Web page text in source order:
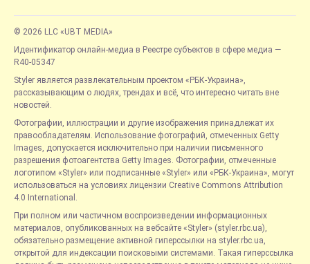
© 2026 LLC «UBT MEDIA»
Идентификатор онлайн-медиа в Реестре субъектов в сфере медиа —
R40-05347
Styler является развлекательным проектом «РБК-Украина»,
рассказывающим о людях, трендах и всё, что интересно читать вне
новостей.
Фотографии, иллюстрации и другие изображения принадлежат их
правообладателям. Использование фотографий, отмеченных Getty
Images, допускается исключительно при наличии письменного
разрешения фотоагентства Getty Images. Фотографии, отмеченные
логотипом «Styler» или подписанные «Styler» или «РБК-Украина», могут
использоваться на условиях лицензии Creative Commons Attribution
4.0 International.
При полном или частичном воспроизведении информационных
материалов, опубликованных на вебсайте «Styler» (styler.rbc.ua),
обязательно размещение активной гиперссылки на styler.rbc.ua,
открытой для индексации поисковыми системами. Такая гиперссылка